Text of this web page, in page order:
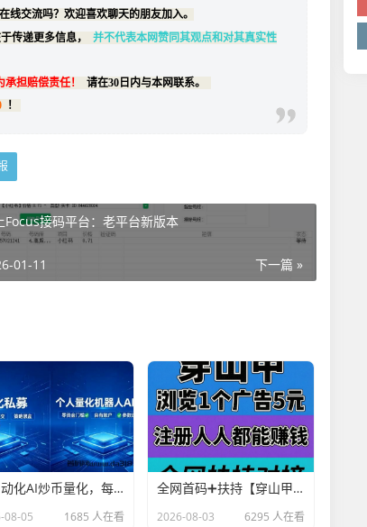
线交流吗？欢迎喜欢聊天的朋友加入。
传递更多信息，
并不代表本网赞同其观点和对其真实性
担赔偿责任！
请在30日内与本网联系。
！
Focus接码平台：老平台新版本
下一篇 »
01-11
全自动化AI炒币量化，每日稳定收益几百，24小时全自动挂机操作！
08-05 1685 人在看
全网首码➕扶持【穿山甲】浏览一个广告5元，亲测日赚150元，注册就能赚。
2026-08-03 6295 人在看